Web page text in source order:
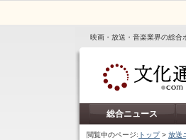
映画・放送・音楽業界の総合
総合ニュース
閲覧中のページ: トップ> 放送